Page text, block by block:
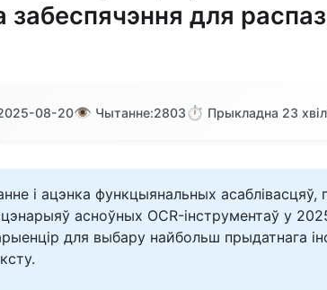
забеспячэння для
2025-08-20👁️ Чытанне:2803⏱️ Прыкладна 23
і ацэнка функцыянальных асаблівасцяў,
асноўных OCR-інструментаў у
для выбару найбольш прыдатнага